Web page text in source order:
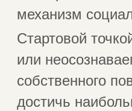
механизм
Стартовой
или
собственного
достичь